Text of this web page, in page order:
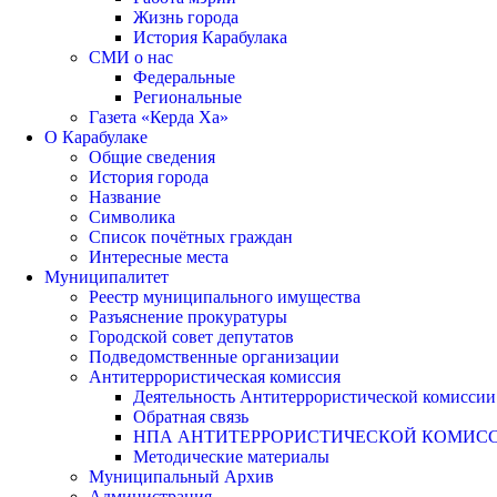
Жизнь города
История Карабулака
СМИ о нас
Федеральные
Региональные
Газета «Керда Ха»
О Карабулаке
Общие сведения
История города
Название
Символика
Список почётных граждан
Интересные места
Муниципалитет
Реестр муниципального имущества
Разъяснение прокуратуры
Городской совет депутатов
Подведомственные организации
Антитеррористическая комиссия
Деятельность Антитеррористической комиссии
Обратная связь
НПА АНТИТЕРРОРИСТИЧЕСКОЙ
Методические материалы
Муниципальный Архив